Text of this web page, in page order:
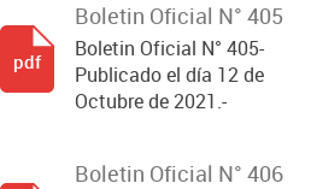
Boletin Oficial N° 405
Boletin Oficial N° 405-
Publicado el día 12 de
Octubre de 2021.-
pdf
Boletin Oficial N° 406